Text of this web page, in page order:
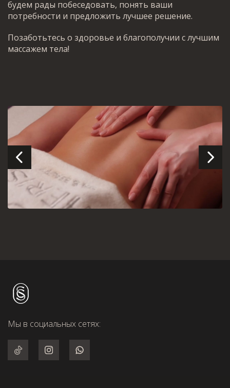
будем рады побеседовать, понять ваши
потребности и предложить лучшее решение.
Позаботьтесь о здоровье и благополучии с лучшим
массажем тела!
Мы в социальных сетях: